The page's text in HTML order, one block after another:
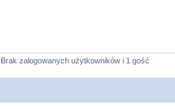
zalogowanych użytkowników i 1 gość